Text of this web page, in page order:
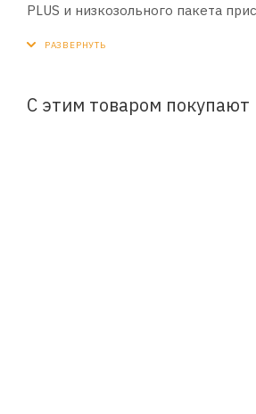
PLUS и низкозольного пакета
Для дизельных и бензиновых
С этим товаром покупают